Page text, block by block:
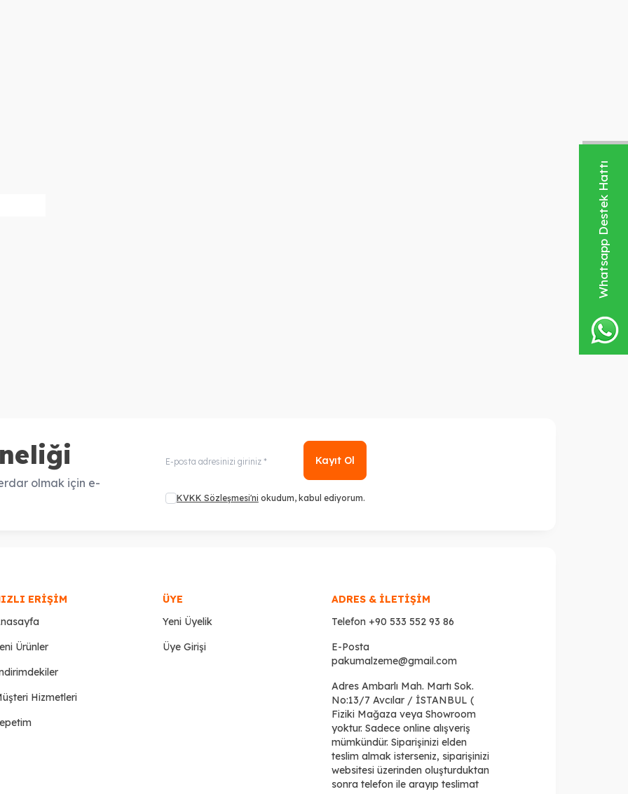
Whatsapp Destek Hattı
olmak için e-
Kayıt Ol
KVKK Sözleşmesi'ni okudum, kabul ediyorum.
ERIŞIM
Ürünler
Hizmetleri
ÜYE
Yeni Üyelik
Üye Girişi
ADRES & İLETİŞİM
Telefon +90 533 552 93 86
E-Posta
pakumalzeme@gmail.com
AdresAmbarlı Mah. Martı Sok.
No:13/7 Avcılar / İSTANBUL (
Fiziki Mağaza veya Showroom
yoktur. Sadece online alışveriş
mümkündür. Siparişinizi elden
teslim almak isterseniz, siparişinizi
websitesi üzerinden oluşturduktan
sonra telefon ile arayıp teslimat